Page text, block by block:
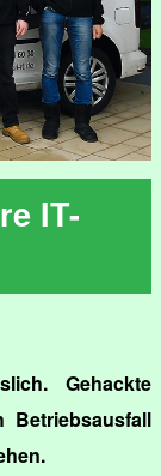
IT-
Gehackte